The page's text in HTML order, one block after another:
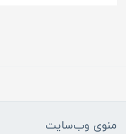
منوی وب‌سایت